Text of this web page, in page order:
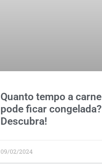
Quanto tempo a carne
pode ficar congelada?
Descubra!
09/02/2024